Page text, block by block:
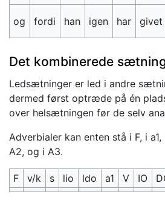
og fordi han igen har givet
Det kombinerede
Ledsætninger er led i andre
dermed først optræde på én
over helsætningen før de selv
Adverbialer kan enten stå i F, i
A2, og i A3.
F v/k s lio ldo a1 V IO